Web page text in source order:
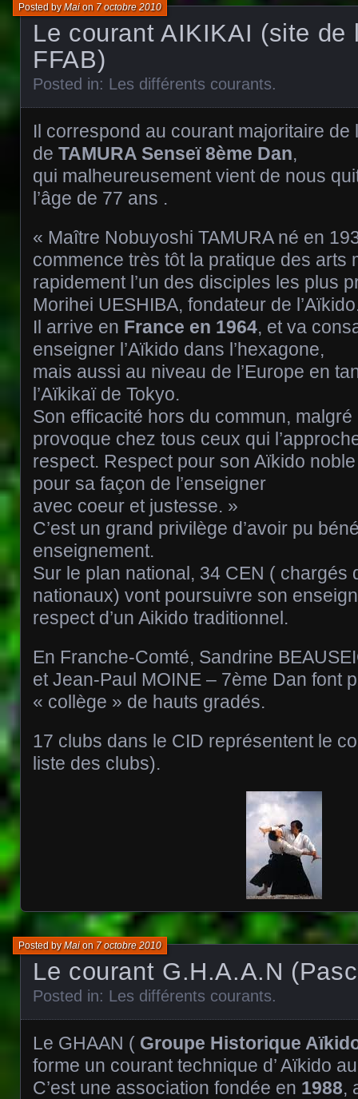
Le courant AIKIKAI (site de
FFAB)
Posted byMaion 7 octobre 2010
Posted in: Les différents courants.
Il correspond au courant majoritaire de
de TAMURA Senseï 8ème Dan,
qui malheureusement vient de nous
l’âge de 77 ans .
« Maître Nobuyoshi TAMURA né en
commence très tôt la pratique des arts
rapidement l’un des disciples les plus
Morihei UESHIBA, fondateur de
Il arrive en France en 1964, et va
enseigner l’Aïkido dans l’hexagone,
mais aussi au niveau de l’Europe en
l’Aïkikaï de Tokyo.
Son efficacité hors du commun,
provoque chez tous ceux qui
respect. Respect pour son Aïkido
pour sa façon de l’enseigner
avec coeur et justesse. »
C’est un grand privilège d’avoir pu
enseignement.
Sur le plan national, 34 CEN ( chargés
nationaux) vont poursuivre son
respect d’un Aikido traditionnel.
En Franche-Comté, Sandrine
et Jean-Paul MOINE – 7ème Dan font
« collège » de hauts gradés.
17 clubs dans le CID représentent le
liste des clubs).
Le courant G.H.A.A.N
Posted byMaion 7 octobre 2010
Posted in: Les différents courants.
Le GHAAN ( Groupe Historique
forme un courant technique d’ Aïkido
C’est une association fondée en 1988,